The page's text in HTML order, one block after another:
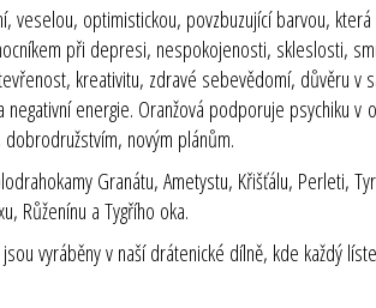
veselou, optimistickou, povzbuzující barvou,
při depresi, nespokojenosti, skleslosti,
kreativitu, zdravé sebevědomí, důvěru v
negativní energie. Oranžová podporuje psychiku v
novým plánům.
Granátu, Ametystu, Křišťálu, Perleti,
Růženínu a Tygřího oka.
vyráběny v naší drátenické dílně, kde každý